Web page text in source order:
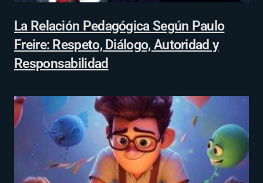
La Relación Pedagógica Según Paulo
Freire: Respeto, Diálogo, Autoridad y
Responsabilidad